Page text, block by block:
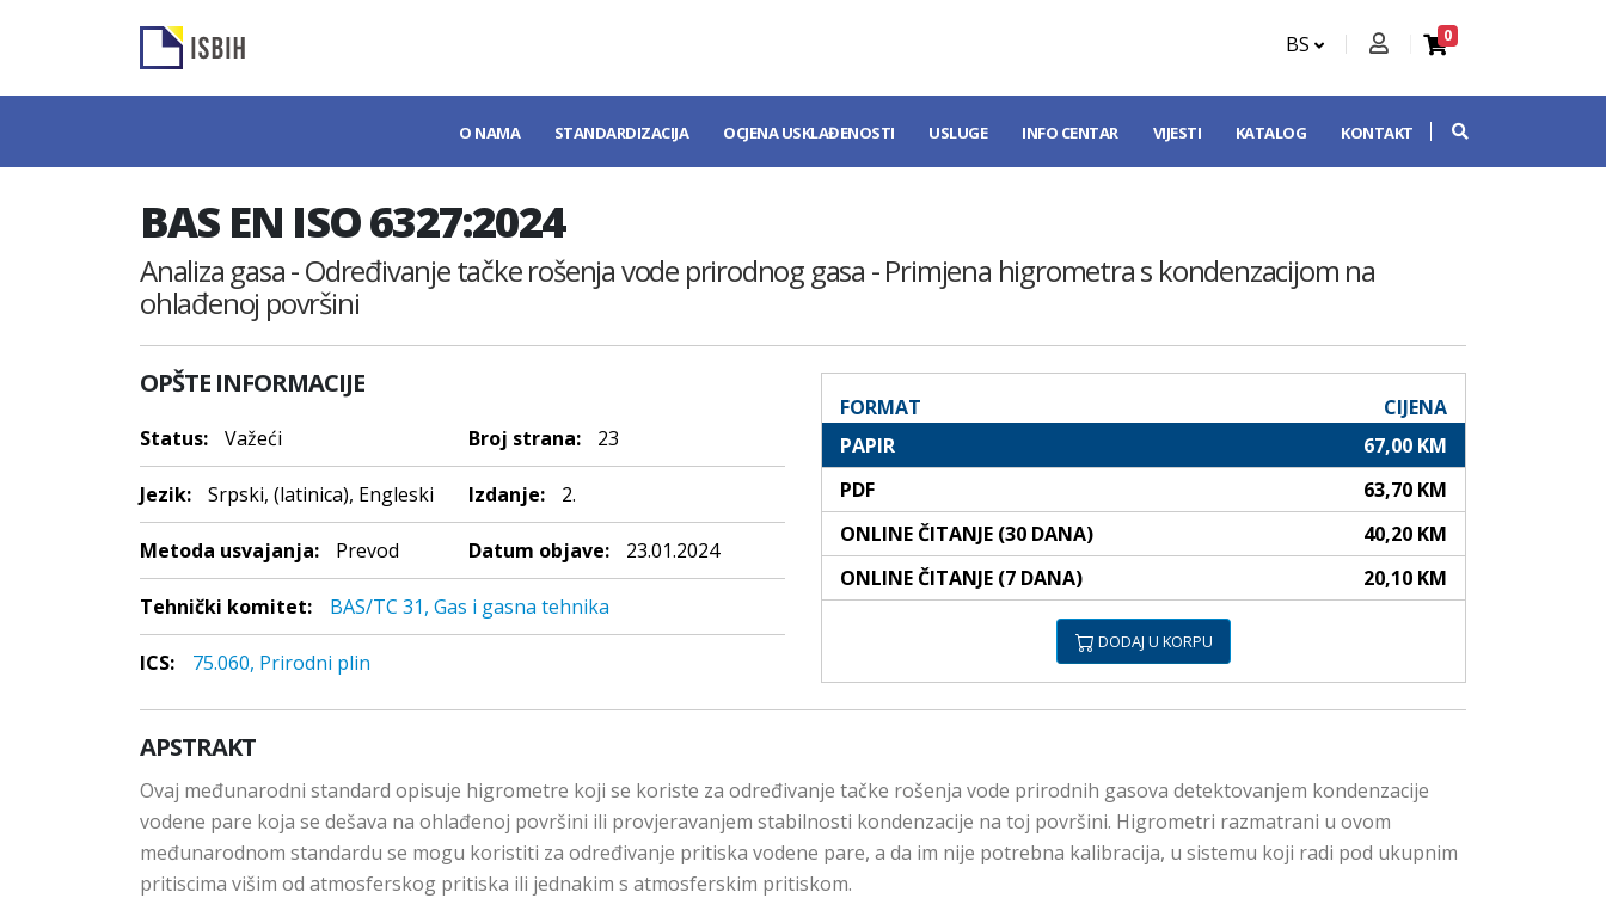
BS 0
O NAMA STANDARDIZACIJA OCJENA USKLAĐENOSTI USLUGE INFO CENTAR VIJESTI KATALOG KONTAKT
BAS EN ISO 6327:2024
Analiza gasa - Određivanje tačke rošenja vode prirodnog gasa - Primјena higrometra s kondenzacijom na
ohlađenoj površini
OPŠTE INFORMACIJE
Status: Važeći Broj strana: 23
Jezik: Srpski, (latinica), Engleski Izdanje: 2.
Metoda usvajanja: Prevod Datum objave: 23.01.2024
Tehnički komitet: BAS/TC 31, Gas i gasna tehnika
ICS: 75.060, Prirodni plin
FORMAT
CIJENA
PAPIR
67,00 KM
PDF
63,70 KM
ONLINE ČITANJE (30 DANA)
40,20 KM
ONLINE ČITANJE (7 DANA)
20,10 KM
DODAJ U KORPU
APSTRAKT
Ovaj međunarodni standard opisuje higrometre koji se koriste za određivanje tačke rošenja vode prirodnih gasova detektovanjem kondenzacije
vodene pare koja se dešava na ohlađenoj površini ili provjeravanjem stabilnosti kondenzacije na toj površini. Higrometri razmatrani u ovom
međunarodnom standardu se mogu koristiti za određivanje pritiska vodene pare, a da im nije potrebna kalibracija, u sistemu koji radi pod ukupnim
pritiscima višim od atmosferskog pritiska ili jednakim s atmosferskim pritiskom.